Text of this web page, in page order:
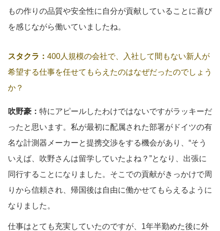
もの作りの品質や安全性に自分が貢献していることに喜び
を感じながら働いていましたね。
スタクラ： 400人規模の会社で、入社して間もない新人が
希望する仕事を任せてもらえたのはなぜだったのでしょう
か？
吹野豪： 特にアピールしたわけではないですがラッキーだ
ったと思います。私が最初に配属された部署がドイツの有
名な計測器メーカーと提携交渉をする機会があり、“そう
いえば、吹野さんは留学していたよね？”となり、出張に
同行することになりました。そこでの貢献がきっかけで周
りから信頼され、帰国後は自由に働かせてもらえるように
なりました。
仕事はとても充実していたのですが、1年半勤めた後に外